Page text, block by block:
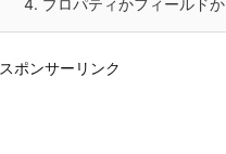
スポンサーリンク